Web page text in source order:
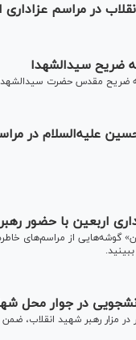
در مراسم
ضریح سیدالشهدا
مقدس حضرت سیدالشهدا
علیه‌السلام در
اربعین با حضور
گوشه‌هایی از مراسم‌های
در جوار محل
مزار رهبر شهید انقلاب،